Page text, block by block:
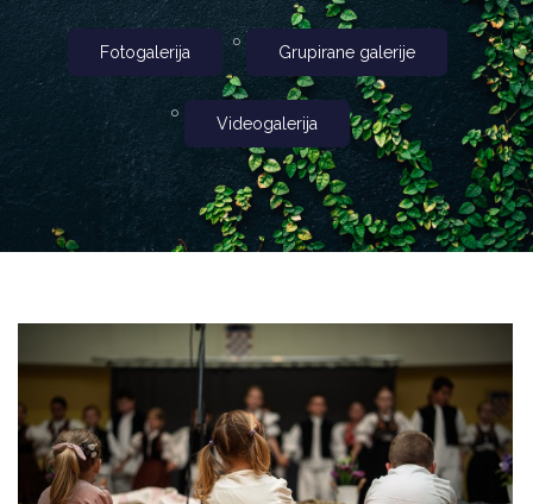
Fotogalerija Grupirane galerije
Videogalerija